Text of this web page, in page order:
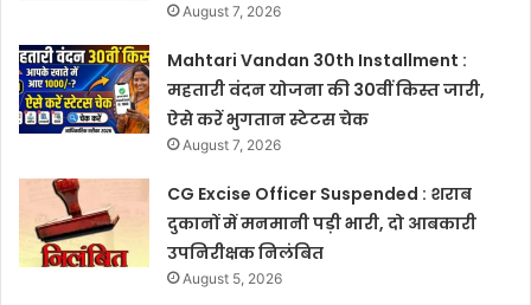
August 7, 2026
Mahtari Vandan 30th Installment :
महतारी वंदन योजना की 30वीं किस्त जारी,
ऐसे करें भुगतान स्टेटस चेक
August 7, 2026
CG Excise Officer Suspended : शराब
दुकानों में मनमानी पड़ी भारी, दो आबकारी
उपनिरीक्षक निलंबित
August 5, 2026